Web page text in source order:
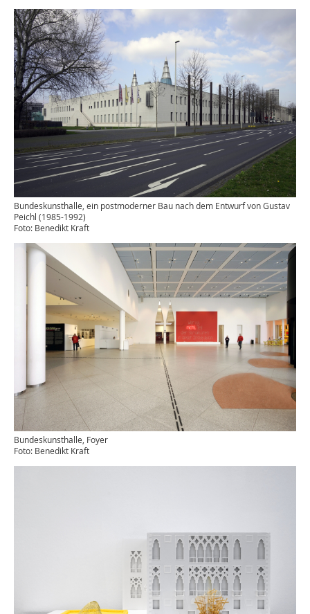
Bundeskunsthalle, ein postmoderner Bau nach dem Entwurf von Gustav
Peichl (1985-1992)
Foto: Benedikt Kraft
Bundeskunsthalle, Foyer
Foto: Benedikt Kraft